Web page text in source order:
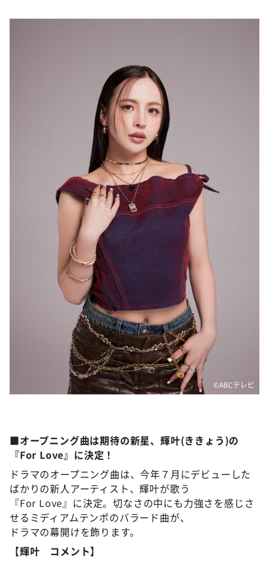
©️ABCテレビ
■オープニング曲は期待の新星、輝叶(ききょう)の
『For Love』に決定！
ドラマのオープニング曲は、今年７月にデビューした
ばかりの新人アーティスト、輝叶が歌う
『For Love』に決定。切なさの中にも力強さを感じさ
せるミディアムテンポのバラード曲が、
ドラマの幕開けを飾ります。
【輝叶 コメント】